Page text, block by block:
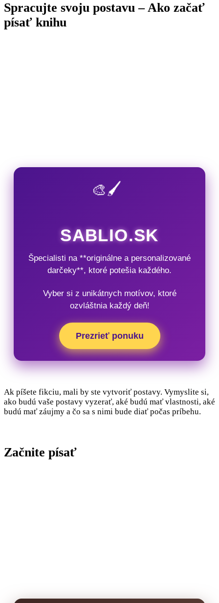
Spracujte svoju postavu – Ako začať
písať knihu
🎨🖌️
SABLIO.SK
Špecialisti na **originálne a personalizované
darčeky**, ktoré potešia každého.
Vyber si z unikátnych motívov, ktoré
ozvláštnia každý deň!
Prezrieť ponuku
Ak píšete fikciu, mali by ste vytvoriť postavy. Vymyslite si,
ako budú vaše postavy vyzerať, aké budú mať vlastnosti, aké
budú mať záujmy a čo sa s nimi bude diať počas príbehu.
Začnite písať